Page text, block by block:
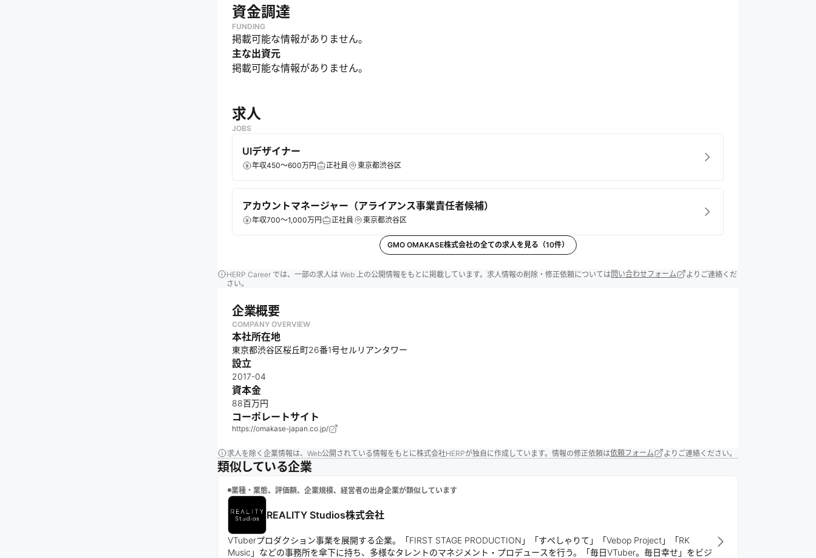
資金調達
FUNDING
掲載可能な情報がありません。
主な出資元
掲載可能な情報がありません。
求人
JOBS
UIデザイナー
年収450～600万円 正社員 東京都渋谷区
アカウントマネージャー（アライアンス事業責任者候補）
年収700～1,000万円 正社員 東京都渋谷区
GMO OMAKASE株式会社の全ての求人を見る（10件）
HERP Career では、一部の求人は Web 上の公開情報をもとに掲載しています。求人情報の削除・修正依頼については問い合わせフォーム
よりご連絡くだ
さい。
企業概要
COMPANY OVERVIEW
本社所在地
東京都渋谷区桜丘町26番1号セルリアンタワー
設立
2017-04
資本金
88百万円
コーポレートサイト
https://omakase-japan.co.jp/
求人を除く企業情報は、Web公開されている情報をもとに株式会社HERPが独自に作成しています。情報の修正依頼は依頼フォーム よりご連絡ください。
類似している企業
業種・業態、評価額、企業規模、経営者の出身企業が類似しています
REALITY Studios株式会社
VTuberプロダクション事業を展開する企業。「FIRST STAGE PRODUCTION」「すぺしゃりて」「Vebop Project」「RK
Music」などの事務所を傘下に持ち、多様なタレントのマネジメント・プロデュースを行う。「毎日VTuber。毎日幸せ」をビジ